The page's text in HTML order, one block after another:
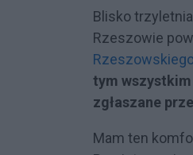
Blisko
Rzeszowie
tym
zgłaszane
Mam ten